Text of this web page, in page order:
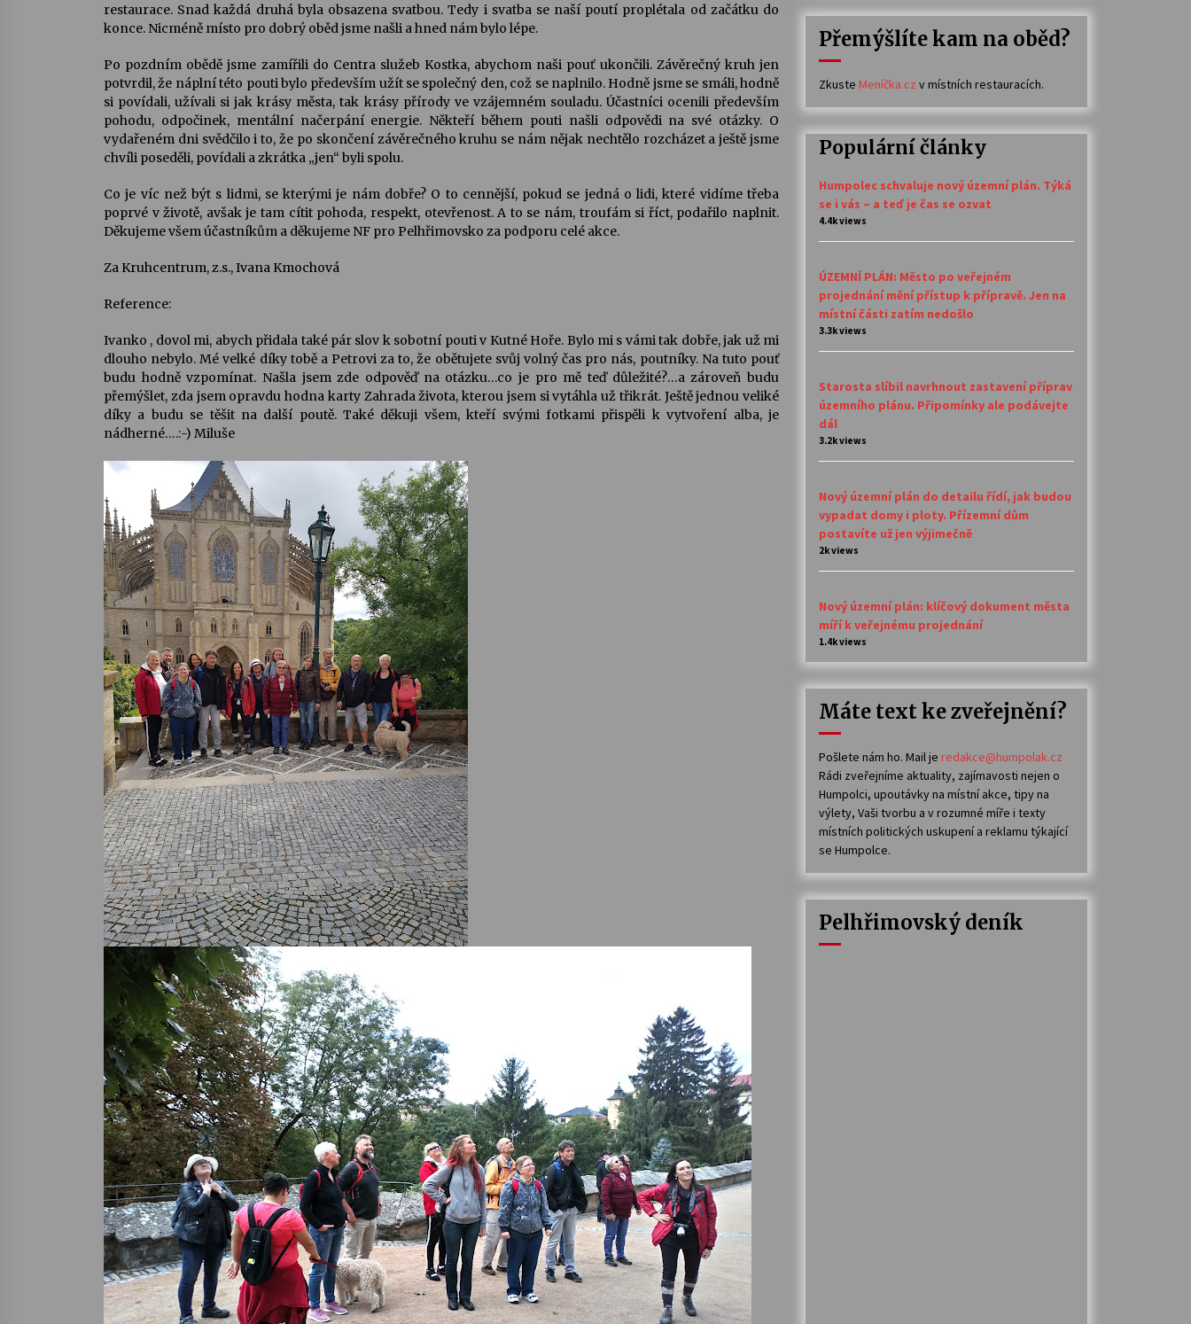
restaurace. Snad každá druhá byla obsazena svatbou. Tedy i svatba se naší poutí proplétala od začátku do
konce. Nicméně místo pro dobrý oběd jsme našli a hned nám bylo lépe.
Po pozdním obědě jsme zamířili do Centra služeb Kostka, abychom naši pouť ukončili. Závěrečný kruh jen
potvrdil, že náplní této pouti bylo především užít se společný den, což se naplnilo. Hodně jsme se smáli, hodně
si povídali, užívali si jak krásy města, tak krásy přírody ve vzájemném souladu. Účastníci ocenili především
pohodu, odpočinek, mentální načerpání energie. Někteří během pouti našli odpovědi na své otázky. O
vydařeném dni svědčilo i to, že po skončení závěrečného kruhu se nám nějak nechtělo rozcházet a ještě jsme
chvíli poseděli, povídali a zkrátka „jen“ byli spolu.
Co je víc než být s lidmi, se kterými je nám dobře? O to cennější, pokud se jedná o lidi, které vidíme třeba
poprvé v životě, avšak je tam cítit pohoda, respekt, otevřenost. A to se nám, troufám si říct, podařilo naplnit.
Děkujeme všem účastníkům a děkujeme NF pro Pelhřimovsko za podporu celé akce.
Za Kruhcentrum, z.s., Ivana Kmochová
Reference:
Ivanko , dovol mi, abych přidala také pár slov k sobotní pouti v Kutné Hoře. Bylo mi s vámi tak dobře, jak už mi
dlouho nebylo. Mé velké díky tobě a Petrovi za to, že obětujete svůj volný čas pro nás, poutníky. Na tuto pouť
budu hodně vzpomínat. Našla jsem zde odpověď na otázku…co je pro mě teď důležité?…a zároveň budu
přemýšlet, zda jsem opravdu hodna karty Zahrada života, kterou jsem si vytáhla už třikrát. Ještě jednou veliké
díky a budu se těšit na další poutě. Také děkuji všem, kteří svými fotkami přispěli k vytvoření alba, je
nádherné….:-) Miluše
Přemýšlíte kam na oběd?
Zkuste Meníčka.cz v místních restauracích.
Populární články
Humpolec schvaluje nový územní plán. Týká
se i vás – a teď je čas se ozvat
4.4k views
ÚZEMNÍ PLÁN: Město po veřejném
projednání mění přístup k přípravě. Jen na
místní části zatím nedošlo
3.3k views
Starosta slíbil navrhnout zastavení příprav
územního plánu. Připomínky ale podávejte
dál
3.2k views
Nový územní plán do detailu řídí, jak budou
vypadat domy i ploty. Přízemní dům
postavíte už jen výjimečně
2k views
Nový územní plán: klíčový dokument města
míří k veřejnému projednání
1.4k views
Máte text ke zveřejnění?
Pošlete nám ho. Mail je redakce@humpolak.cz
Rádi zveřejníme aktuality, zajímavosti nejen o
Humpolci, upoutávky na místní akce, tipy na
výlety, Vaši tvorbu a v rozumné míře i texty
místních politických uskupení a reklamu týkající
se Humpolce.
Pelhřimovský deník